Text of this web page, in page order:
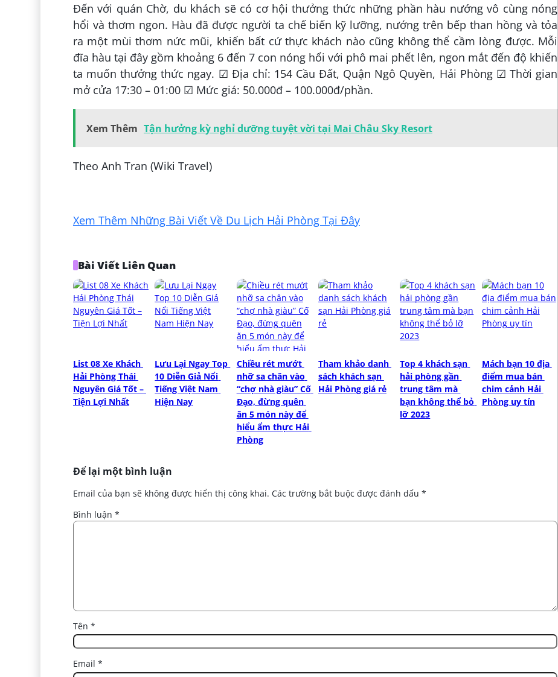
Đến với quán Chờ, du khách sẽ có cơ hội thưởng thức những phần hàu nướng vô cùng nóng
hổi và thơm ngon. Hàu đã được người ta chế biến kỹ lưỡng, nướng trên bếp than hồng và tỏa
ra một mùi thơm nức mũi, khiến bất cứ thực khách nào cũng không thể cầm lòng được. Mỗi
đĩa hàu tại đây gồm khoảng 6 đến 7 con nóng hổi với phô mai phết lên, ngon mắt đến độ khiến
ta muốn thưởng thức ngay. ☑ Địa chỉ: 154 Cầu Đất, Quận Ngô Quyền, Hải Phòng ☑ Thời gian
mở cửa 17:30 – 01:00 ☑ Mức giá: 50.000đ – 100.000đ/phần.
Xem Thêm Tận hưởng kỳ nghỉ dưỡng tuyệt vời tại Mai Châu Sky Resort
Theo Anh Tran (Wiki Travel)
Xem Thêm Những Bài Viết Về Du Lịch Hải Phòng Tại Đây
Bài Viết Liên Quan
List 08 Xe Khách
Hải Phòng Thái
Nguyên Giá Tốt –
Tiện Lợi Nhất
Lưu Lại Ngay Top
10 Diễn Giả Nổi
Tiếng Việt Nam
Hiện Nay
Chiều rét mướt
nhỡ sa chân vào
“chợ nhà giàu” Cố
Đạo, đừng quên
ăn 5 món này để
hiểu ẩm thực Hải
Phòng
Tham khảo danh
sách khách sạn
Hải Phòng giá rẻ
Top 4 khách sạn
hải phòng gần
trung tâm mà
bạn không thể bỏ
lỡ 2023
Mách bạn 10 địa
điểm mua bán
chim cảnh Hải
Phòng uy tín
Để lại một bình luận
Email của bạn sẽ không được hiển thị công khai. Các trường bắt buộc được đánh dấu *
Bình luận *
Tên *
Email *